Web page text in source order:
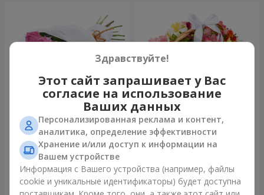
Букет из роз "Быть с тобой"
13 166 грн
Заказать
Корзина альстромерий
"Акварель"
Заказать
Здравствуйте!
Этот сайт запрашивает у Вас
согласие на использование
Ваших данных
Персонализированная реклама и контент,
аналитика, определение эффективности
Хранение и/или доступ к информации на
Вашем устройстве
Информация с Вашего устройства (например, файлы
cookie и уникальные идентификаторы) будет доступна